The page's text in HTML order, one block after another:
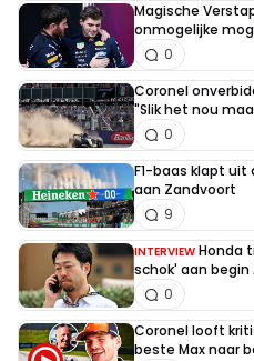
Magische
onmogelijke
0
Coronel
"Slik het nou
0
F1-baas klapt uit
aan Zandvoort
9
INTERVIEW Honda
schok' aan
0
Coronel looft
beste Max naar